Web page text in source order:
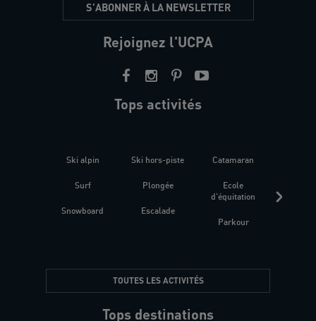
S'ABONNER À LA NEWSLETTER
Rejoignez l'UCPA
Tops activités
Ski alpin
Surf
Snowboard
Ski hors-piste
Plongée
Escalade
Catamaran
Ecole
d'équitation
Parkour
TOUTES LES ACTIVITÉS
Tops destinations